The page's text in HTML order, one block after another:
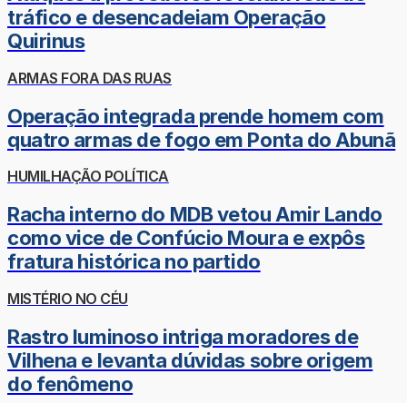
tráfico e desencadeiam Operação
Quirinus
ARMAS FORA DAS RUAS
Operação integrada prende homem com
quatro armas de fogo em Ponta do Abunã
HUMILHAÇÃO POLÍTICA
Racha interno do MDB vetou Amir Lando
como vice de Confúcio Moura e expôs
fratura histórica no partido
MISTÉRIO NO CÉU
Rastro luminoso intriga moradores de
Vilhena e levanta dúvidas sobre origem
do fenômeno